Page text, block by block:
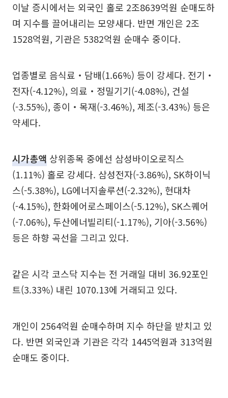
이날 증시에서는 외국인 홀로 2조8639억원 순매도하
며 지수를 끌어내리는 모양새다. 반면 개인은 2조
1528억원, 기관은 5382억원 순매수 중이다.
업종별로 음식료‧담배(1.66%) 등이 강세다. 전기‧
전자(-4.12%), 의료‧정밀기기(-4.08%), 건설
(-3.55%), 종이‧목재(-3.46%), 제조(-3.43%) 등은
약세다.
시가총액 상위종목 중에선 삼성바이오로직스
(1.11%) 홀로 강세다. 삼성전자(-3.86%), SK하이닉
스(-5.38%), LG에너지솔루션(-2.32%), 현대차
(-4.15%), 한화에어로스페이스(-5.12%), SK스퀘어
(-7.06%), 두산에너빌리티(-1.17%), 기아(-3.56%)
등은 하향 곡선을 그리고 있다.
같은 시각 코스닥 지수는 전 거래일 대비 36.92포인
트(3.33%) 내린 1070.13에 거래되고 있다.
개인이 2564억원 순매수하며 지수 하단을 받치고 있
다. 반면 외국인과 기관은 각각 1445억원과 313억원
순매도 중이다.